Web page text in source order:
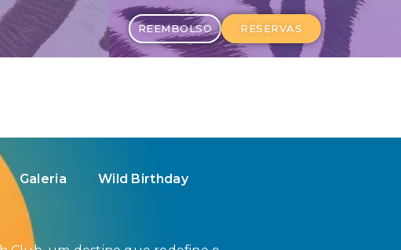
REEMBOLSO RESERVAS
Galeria Wild Birthday